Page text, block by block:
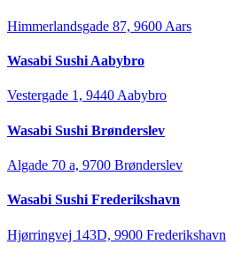
Himmerlandsgade 87, 9600 Aars
Wasabi Sushi Aabybro
Vestergade 1, 9440 Aabybro
Wasabi Sushi Brønderslev
Algade 70 a, 9700 Brønderslev
Wasabi Sushi Frederikshavn
Hjørringvej 143D, 9900 Frederikshavn